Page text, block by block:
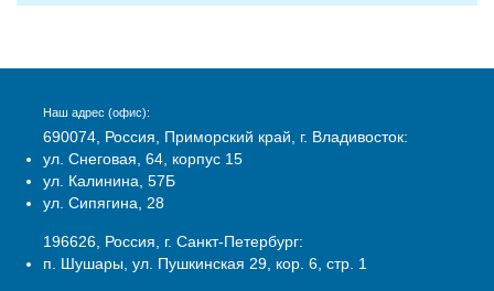
Наш адрес (офис):
690074, Россия, Приморский край, г. Владивосток:
ул. Снеговая, 64, корпус 15
ул. Калинина, 57Б
ул. Сипягина, 28
196626, Россия, г. Санкт-Петербург:
п. Шушары, ул. Пушкинская 29, кор. 6, стр. 1